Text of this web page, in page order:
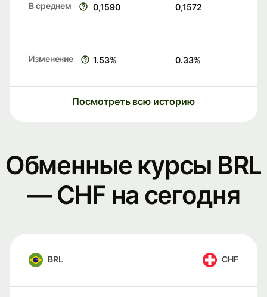
В среднем 0,1590 0,1572
Изменение 1.53% 0.33%
Посмотреть всю историю
Обменные курсы BRL
— CHF на сегодня
BRL CHF